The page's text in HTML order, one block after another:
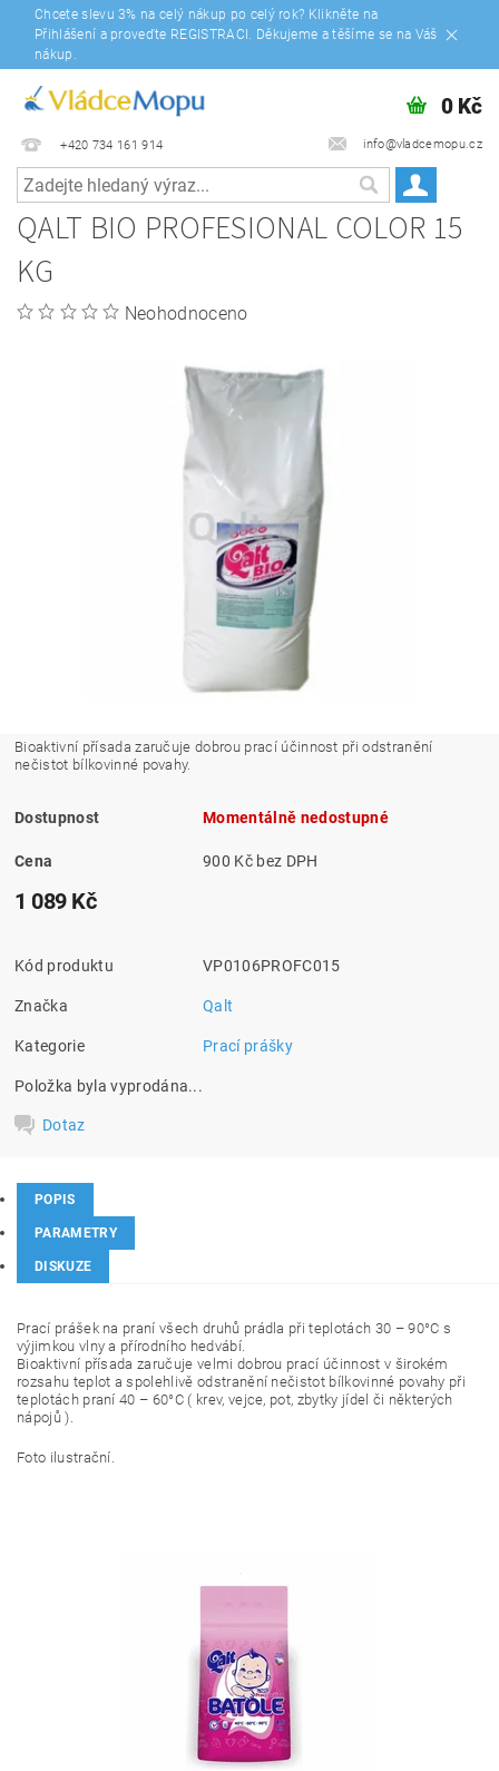
Chcete slevu 3% na celý nákup po celý rok? Klikněte na
Přihlášení a proveďte REGISTRACI. Děkujeme a těšíme se na Váš
nákup.
+420 734 161 914 info@vladcemopu.cz
0 Kč
QALT BIO PROFESIONAL COLOR 15
KG
Neohodnoceno
Bioaktivní přísada zaručuje dobrou prací účinnost při odstranění
nečistot bílkovinné povahy.
Dostupnost Momentálně nedostupné
Cena 900 Kč bez DPH
1 089 Kč
Kód produktu VP0106PROFC015
Značka Qalt
Kategorie Prací prášky
Položka byla vyprodána...
Dotaz
POPIS
PARAMETRY
DISKUZE
Prací prášek na praní všech druhů prádla při teplotách 30 – 90°C s
výjimkou vlny a přírodního hedvábí.
Bioaktivní přísada zaručuje velmi dobrou prací účinnost v širokém
rozsahu teplot a spolehlivě odstranění nečistot bílkovinné povahy při
teplotách praní 40 – 60°C ( krev, vejce, pot, zbytky jídel či některých
nápojů ).
Foto ilustrační.